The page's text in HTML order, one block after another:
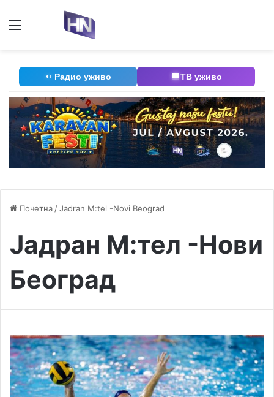
Радио уживо ТВ уживо
Почетна /Jadran M:tel -Novi Beograd
Јадран М:тел -Нови
Београд